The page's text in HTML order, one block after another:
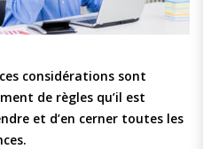
considérations sont
de règles qu’il est
et d’en cerner toutes les